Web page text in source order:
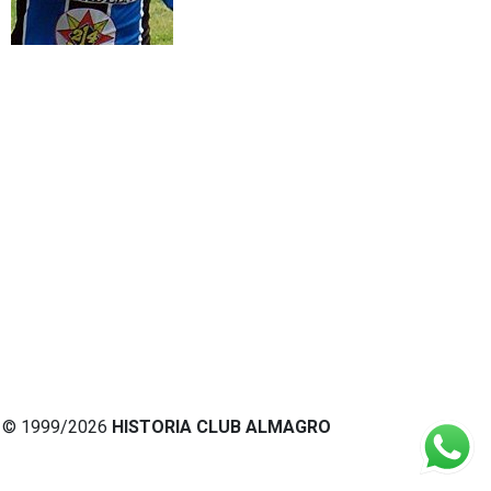
© 1999/2026 HISTORIA CLUB ALMAGRO